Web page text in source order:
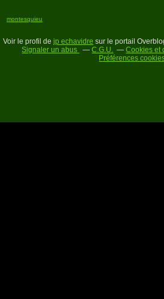
montesquieu
Voir le profil de jp echavidre sur le portail
Signaler un abus
C.G.U.
Cookies et
Préférences